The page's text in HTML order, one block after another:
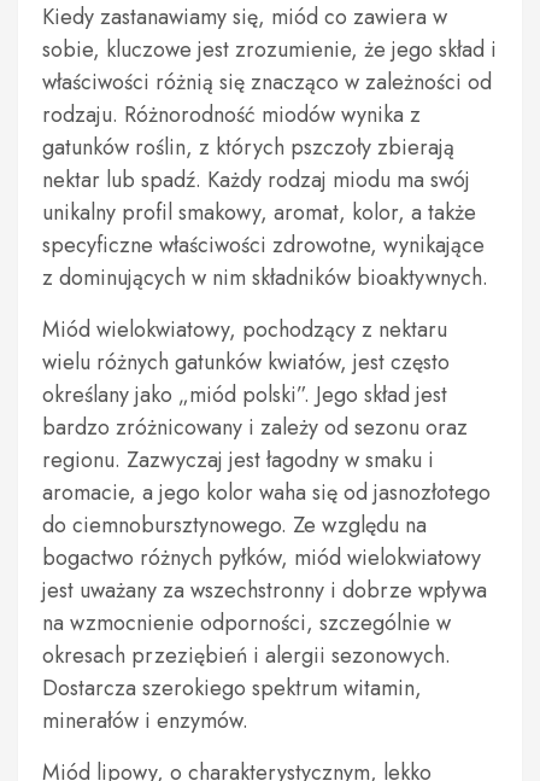
Kiedy zastanawiamy się, miód co zawiera w
sobie, kluczowe jest zrozumienie, że jego skład i
właściwości różnią się znacząco w zależności od
rodzaju. Różnorodność miodów wynika z
gatunków roślin, z których pszczoły zbierają
nektar lub spadź. Każdy rodzaj miodu ma swój
unikalny profil smakowy, aromat, kolor, a także
specyficzne właściwości zdrowotne, wynikające
z dominujących w nim składników bioaktywnych.
Miód wielokwiatowy, pochodzący z nektaru
wielu różnych gatunków kwiatów, jest często
określany jako „miód polski”. Jego skład jest
bardzo zróżnicowany i zależy od sezonu oraz
regionu. Zazwyczaj jest łagodny w smaku i
aromacie, a jego kolor waha się od jasnozłotego
do ciemnobursztynowego. Ze względu na
bogactwo różnych pyłków, miód wielokwiatowy
jest uważany za wszechstronny i dobrze wpływa
na wzmocnienie odporności, szczególnie w
okresach przeziębień i alergii sezonowych.
Dostarcza szerokiego spektrum witamin,
minerałów i enzymów.
Miód lipowy, o charakterystycznym, lekko